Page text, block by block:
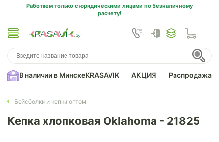
Работаем только с юридическими лицами по безналичному
расчету!
В наличии в МинскеKRASAVIK АКЦИЯ Распродажа
Бейсболки и кепки оптом
Кепка хлопковая Oklahoma - 21825